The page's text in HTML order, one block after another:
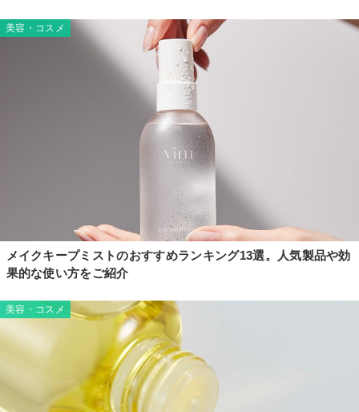
美容・コスメ
メイクキープミストのおすすめランキング13選。人気製品や効
果的な使い方をご紹介
美容・コスメ